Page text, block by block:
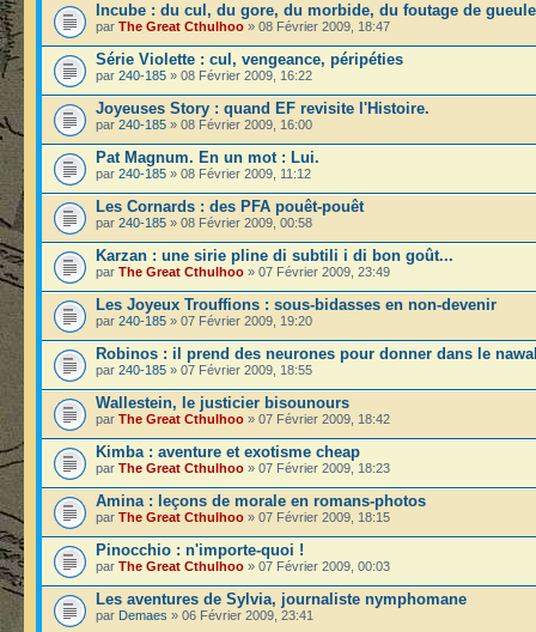
Incube : du cul, du gore, du morbide, du foutage de gueule
par The Great Cthulhoo » 08 Février 2009, 18:47
Série Violette : cul, vengeance, péripéties
par 240-185 » 08 Février 2009, 16:22
Joyeuses Story : quand EF revisite l'Histoire.
par 240-185 » 08 Février 2009, 16:00
Pat Magnum. En un mot : Lui.
par 240-185 » 08 Février 2009, 11:12
Les Cornards : des PFA pouêt-pouêt
par 240-185 » 08 Février 2009, 00:58
Karzan : une sirie pline di subtili i di bon goût...
par The Great Cthulhoo » 07 Février 2009, 23:49
Les Joyeux Trouffions : sous-bidasses en non-devenir
par 240-185 » 07 Février 2009, 19:20
Robinos : il prend des neurones pour donner dans le
par 240-185 » 07 Février 2009, 18:55
Wallestein, le justicier bisounours
par The Great Cthulhoo » 07 Février 2009, 18:42
Kimba : aventure et exotisme cheap
par The Great Cthulhoo » 07 Février 2009, 18:23
Amina : leçons de morale en romans-photos
par The Great Cthulhoo » 07 Février 2009, 18:15
Pinocchio : n'importe-quoi !
par The Great Cthulhoo » 07 Février 2009, 00:03
Les aventures de Sylvia, journaliste nymphomane
par Demaes » 06 Février 2009, 23:41